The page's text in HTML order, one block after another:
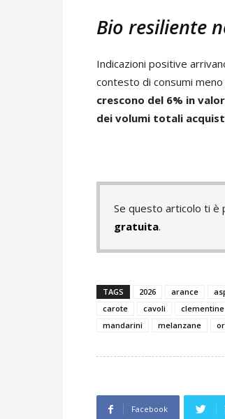
Bio resiliente
Indicazioni positive
contesto di consumi meno
crescono del 6% in
dei volumi totali
Se questo articolo ti è
gratuita.
TAGS 2026 arance
carote
cavoli clementine
mandarini
melanzane
Facebook